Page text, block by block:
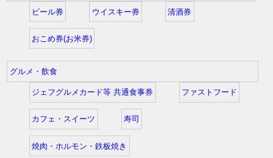
ビール券 ウイスキー券 清酒券
おこめ券(お米券)
グルメ・飲食
ジェフグルメカード等 共通食事券 ファストフード
カフェ・スイーツ 寿司
焼肉・ホルモン・鉄板焼き